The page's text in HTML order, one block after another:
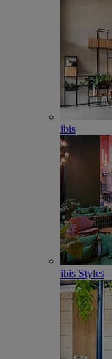
ibis
ibis Styles